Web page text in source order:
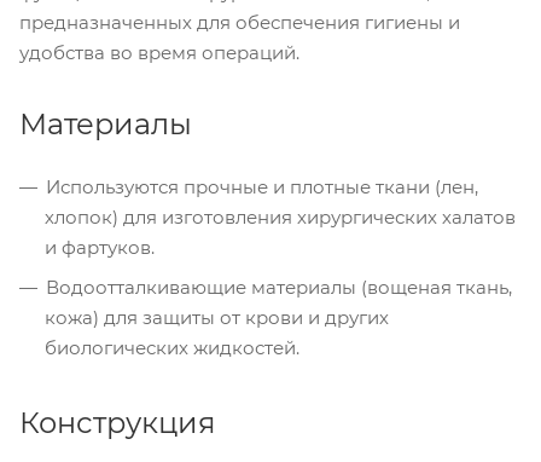
предназначенных для обеспечения гигиены и
удобства во время операций.
Материалы
Используются прочные и плотные ткани (лен,
хлопок) для изготовления хирургических халатов
и фартуков.
Водоотталкивающие материалы (вощеная ткань,
кожа) для защиты от крови и других
биологических жидкостей.
Конструкция